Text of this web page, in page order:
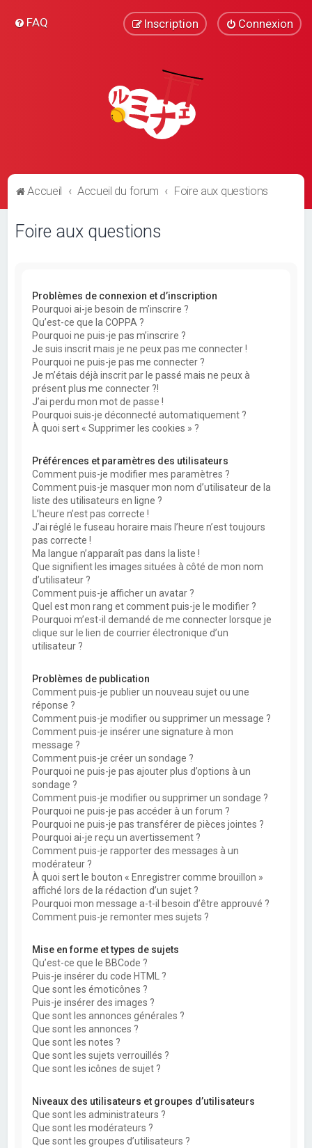
FAQ Connexion
Inscription
Accueil Accueil du forum Foire aux questions
Foire aux questions
Problèmes de connexion et d’inscription
Pourquoi ai-je besoin de m’inscrire ?
Qu’est-ce que la COPPA ?
Pourquoi ne puis-je pas m’inscrire ?
Je suis inscrit mais je ne peux pas me connecter !
Pourquoi ne puis-je pas me connecter ?
Je m’étais déjà inscrit par le passé mais ne peux à
présent plus me connecter ?!
J’ai perdu mon mot de passe !
Pourquoi suis-je déconnecté automatiquement ?
À quoi sert « Supprimer les cookies » ?
Préférences et paramètres des utilisateurs
Comment puis-je modifier mes paramètres ?
Comment puis-je masquer mon nom d’utilisateur de la
liste des utilisateurs en ligne ?
L’heure n’est pas correcte !
J’ai réglé le fuseau horaire mais l’heure n’est toujours
pas correcte !
Ma langue n’apparaît pas dans la liste !
Que signifient les images situées à côté de mon nom
d’utilisateur ?
Comment puis-je afficher un avatar ?
Quel est mon rang et comment puis-je le modifier ?
Pourquoi m’est-il demandé de me connecter lorsque je
clique sur le lien de courrier électronique d’un
utilisateur ?
Problèmes de publication
Comment puis-je publier un nouveau sujet ou une
réponse ?
Comment puis-je modifier ou supprimer un message ?
Comment puis-je insérer une signature à mon
message ?
Comment puis-je créer un sondage ?
Pourquoi ne puis-je pas ajouter plus d’options à un
sondage ?
Comment puis-je modifier ou supprimer un sondage ?
Pourquoi ne puis-je pas accéder à un forum ?
Pourquoi ne puis-je pas transférer de pièces jointes ?
Pourquoi ai-je reçu un avertissement ?
Comment puis-je rapporter des messages à un
modérateur ?
À quoi sert le bouton « Enregistrer comme brouillon »
affiché lors de la rédaction d’un sujet ?
Pourquoi mon message a-t-il besoin d’être approuvé ?
Comment puis-je remonter mes sujets ?
Mise en forme et types de sujets
Qu’est-ce que le BBCode ?
Puis-je insérer du code HTML ?
Que sont les émoticônes ?
Puis-je insérer des images ?
Que sont les annonces générales ?
Que sont les annonces ?
Que sont les notes ?
Que sont les sujets verrouillés ?
Que sont les icônes de sujet ?
Niveaux des utilisateurs et groupes d’utilisateurs
Que sont les administrateurs ?
Que sont les modérateurs ?
Que sont les groupes d’utilisateurs ?